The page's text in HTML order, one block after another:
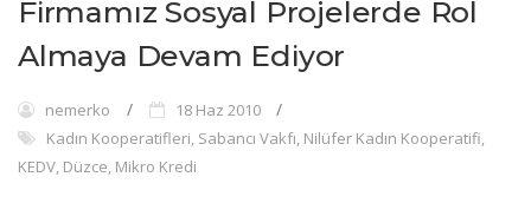
Firmamız Sosyal Projelerde Rol
Almaya Devam Ediyor
nemerko
18 Haz 2010
Kadın Kooperatifleri, Sabancı Vakfı, Nilüfer Kadın Kooperatifi,
KEDV, Düzce, Mikro Kredi